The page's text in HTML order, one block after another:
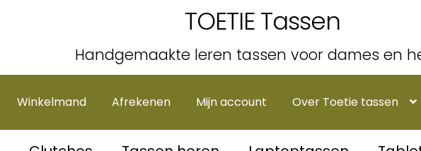
TOETIE Tassen
Handgemaakte leren tassen voor dames en
Winkelmand Afrekenen Mijn account Over Toetie tassen